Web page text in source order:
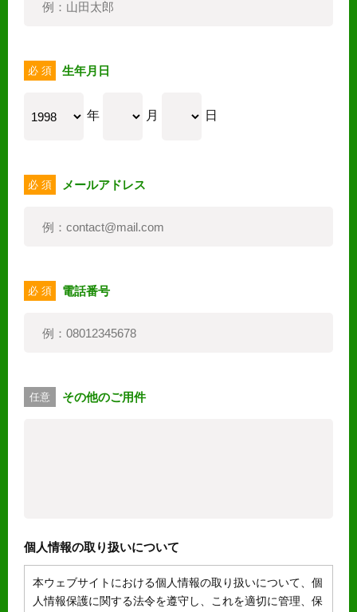
必 須 生年月日
年 月 日
必 須 メールアドレス
必 須 電話番号
任意 その他のご用件
個人情報の取り扱いについて
本ウェブサイトにおける個人情報の取り扱いについて、個
人情報保護に関する法令を遵守し、これを適切に管理、保